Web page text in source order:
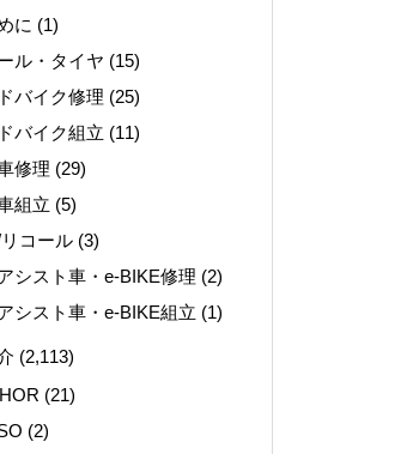
に (1)
ル・タイヤ (15)
バイク修理 (25)
バイク組立 (11)
修理 (29)
組立 (5)
コール (3)
シスト車・e-BIKE修理 (2)
シスト車・e-BIKE組立 (1)
(2,113)
(21)
(2)